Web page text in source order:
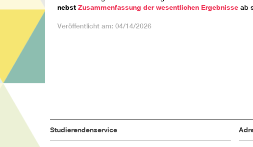
nebst Zusammenfassung der wesentlichen Ergebnisse ab
Veröffentlicht am: 04/14/2026
Studierendenservice